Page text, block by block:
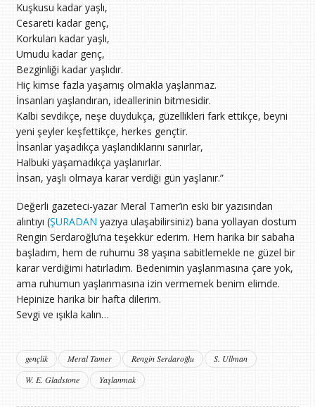
Kuşkusu kadar yaşlı,
Cesareti kadar genç,
Korkuları kadar yaşlı,
Umudu kadar genç,
Bezginliği kadar yaşlıdır.
Hiç kimse fazla yaşamış olmakla yaşlanmaz.
İnsanları yaşlandıran, ideallerinin bitmesidir.
Kalbi sevdikçe, neşe duydukça, güzellikleri fark ettikçe, beyni
yeni şeyler keşfettikçe, herkes gençtir.
İnsanlar yaşadıkça yaşlandıklarını sanırlar,
Halbuki yaşamadıkça yaşlanırlar.
İnsan, yaşlı olmaya karar verdiği gün yaşlanır.”
Değerli gazeteci-yazar Meral Tamer’in eski bir yazısından
alıntıyı (ŞURADAN yazıya ulaşabilirsiniz) bana yollayan dostum
Rengin Serdaroğlu’na teşekkür ederim. Hem harika bir sabaha
başladım, hem de ruhumu 38 yaşına sabitlemekle ne güzel bir
karar verdiğimi hatırladım. Bedenimin yaşlanmasına çare yok,
ama ruhumun yaşlanmasına izin vermemek benim elimde.
Hepinize harika bir hafta dilerim.
Sevgi ve ışıkla kalın…
gençlik Meral Tamer Rengin Serdaroğlu
S. Ullman
W. E. Gladstone
Yaşlanmak